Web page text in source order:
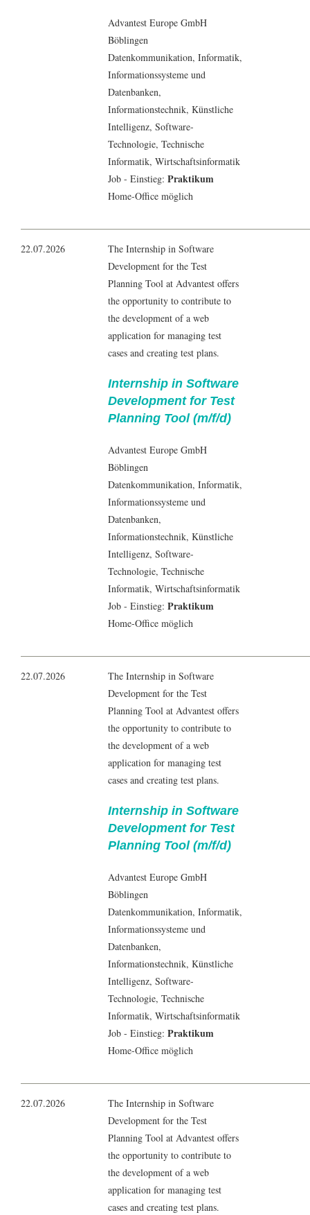
Advantest Europe GmbH
Böblingen
Datenkommunikation, Informatik,
Informationssysteme und
Datenbanken,
Informationstechnik, Künstliche
Intelligenz, Software-
Technologie, Technische
Informatik, Wirtschaftsinformatik
Job - Einstieg: Praktikum
Home-Office möglich
22.07.2026
The Internship in Software
Development for the Test
Planning Tool at Advantest offers
the opportunity to contribute to
the development of a web
application for managing test
cases and creating test plans.
Internship in Software
Development for Test
Planning Tool (m/f/d)
Advantest Europe GmbH
Böblingen
Datenkommunikation, Informatik,
Informationssysteme und
Datenbanken,
Informationstechnik, Künstliche
Intelligenz, Software-
Technologie, Technische
Informatik, Wirtschaftsinformatik
Job - Einstieg: Praktikum
Home-Office möglich
22.07.2026
The Internship in Software
Development for the Test
Planning Tool at Advantest offers
the opportunity to contribute to
the development of a web
application for managing test
cases and creating test plans.
Internship in Software
Development for Test
Planning Tool (m/f/d)
Advantest Europe GmbH
Böblingen
Datenkommunikation, Informatik,
Informationssysteme und
Datenbanken,
Informationstechnik, Künstliche
Intelligenz, Software-
Technologie, Technische
Informatik, Wirtschaftsinformatik
Job - Einstieg: Praktikum
Home-Office möglich
22.07.2026
The Internship in Software
Development for the Test
Planning Tool at Advantest offers
the opportunity to contribute to
the development of a web
application for managing test
cases and creating test plans.